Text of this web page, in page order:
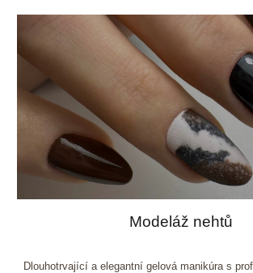
Modeláž nehtů
Dlouhotrvající a elegantní gelová manikúra s